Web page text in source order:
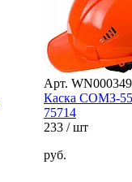
Арт.
Каска СОМЗ-
75714
233 / шт
руб.